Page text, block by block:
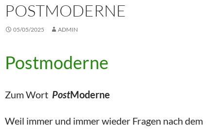
POSTMODERNE
05/05/2025 ADMIN
Postmoderne
Zum Wort PostModerne
Weil immer und immer wieder Fragen nach dem